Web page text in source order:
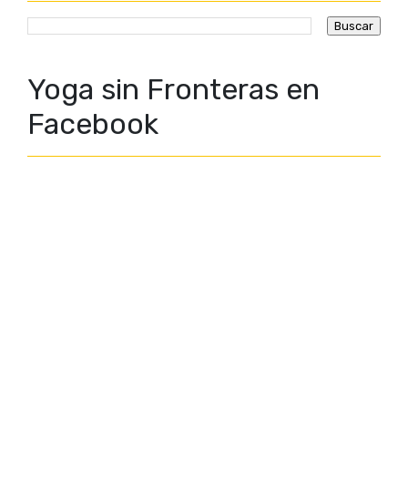
Yoga sin Fronteras en
Facebook